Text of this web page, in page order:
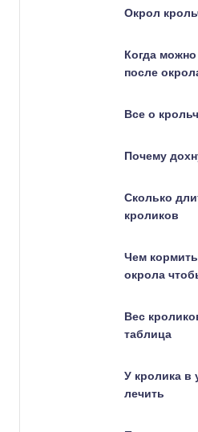
Окрол
Когда
после
Все о
Почему
Сколько
кроликов
Чем
окрола
Вес
таблица
У кролика
лечить